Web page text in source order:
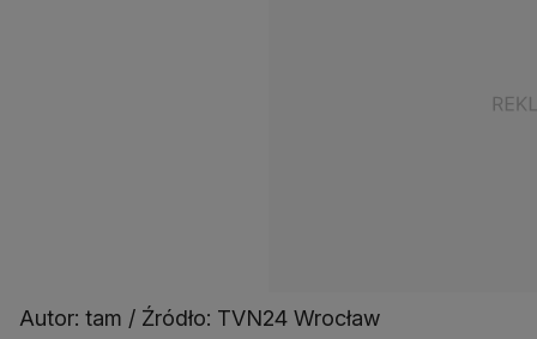
Autor: tam / Źródło: TVN24 Wrocław